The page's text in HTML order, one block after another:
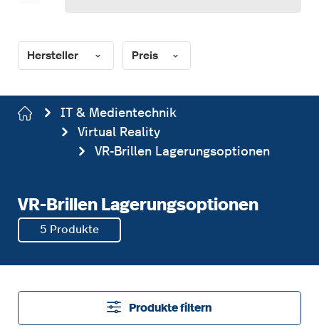
Hersteller Preis
IT & Medientechnik
Virtual Reality
VR-Brillen Lagerungsoptionen
VR-Brillen Lagerungsoptionen
5 Produkte
Produkte filtern